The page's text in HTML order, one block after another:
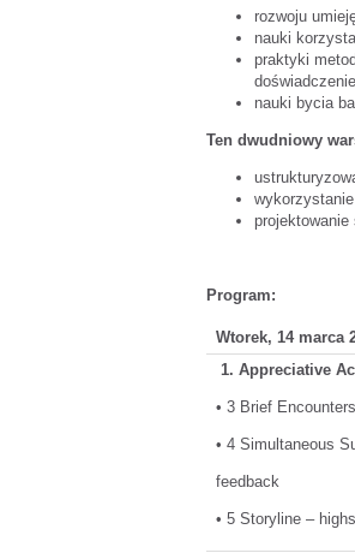
rozwoju
nauki
praktyki
doświadczenie
nauki bycia
Ten dwudniowy
projektowanie
Program:
Wtorek, 14 marca
1. Appreciative
• 3 Brief
• 4 Simultaneous
feedback
• 5 Storyline –